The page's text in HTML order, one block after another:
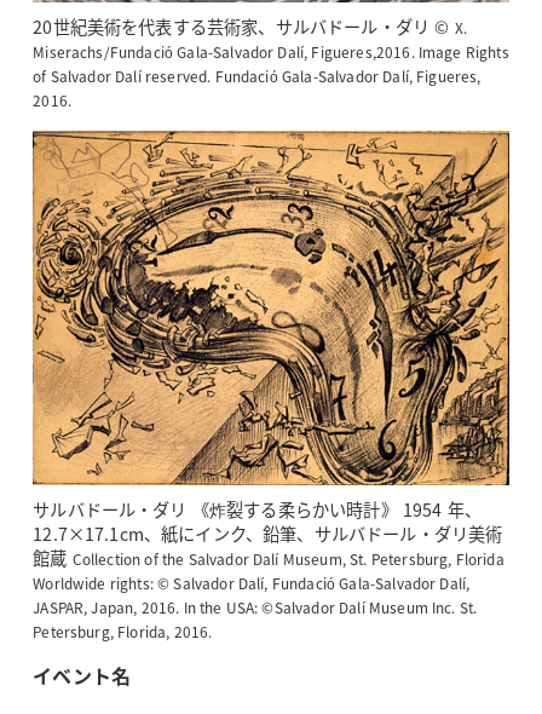
20世紀美術を代表する芸術家、サルバドール・ダリ © X.
Miserachs/Fundació Gala-Salvador Dalí, Figueres,2016. Image Rights
of Salvador Dalí reserved. Fundació Gala-Salvador Dalí, Figueres,
2016.
サルバドール・ダリ 《炸裂する柔らかい時計》 1954 年、
12.7×17.1cm、紙にインク、鉛筆、サルバドール・ダリ美術
館蔵 Collection of the Salvador Dalí Museum, St. Petersburg, Florida
Worldwide rights: © Salvador Dalí, Fundació Gala-Salvador Dalí,
JASPAR, Japan, 2016. In the USA: ©Salvador Dalí Museum Inc. St.
Petersburg, Florida, 2016.
イベント名